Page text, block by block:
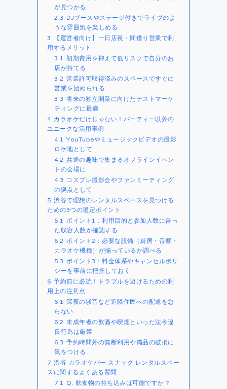
が見つかる
2.3 DJブースやステージ付きでライブのよ
うな雰囲気を楽しめる
3
【運営者向け】一日店長・間借り営業で利
用するメリット
3.1 初期費用を抑えて低リスクで自分のお
店が持てる
3.2 営業許可取得済みのスペースですぐに
営業を始められる
3.3 将来の独立開業に向けたテストマーケ
ティングに最適
4 カラオケだけじゃない！パーティー以外の
ユニークな活用事例
4.1 YouTubeやミュージックビデオの撮影
ロケ地として
4.2 共通の趣味で集まるオフラインイベン
トの会場に
4.3 コスプレ撮影会やファンミーティング
の拠点として
5 渋谷で理想のレンタルスペースを見つける
ための3つの選定ポイント
5.1 ポイント1：利用目的と参加人数に合っ
た収容人数か確認する
5.2 ポイント2：必要な設備（厨房・音響・
カラオケ機種）が揃っているか調べる
5.3 ポイント3：料金体系やキャンセルポリ
シーを事前に把握しておく
6 予約前に必読！トラブルを避けるための利
用上の注意点
6.1 深夜の騒音など近隣住民への配慮を怠
らない
6.2 未成年者の飲酒や喫煙といった法令違
反行為は厳禁
6.3 予約時間外の無断利用や備品の破損に
気をつける
7 渋谷 カラオケバー スナック レンタルスペー
スに関するよくある質問
7.1 Q. 飲食物の持ち込みは可能ですか？